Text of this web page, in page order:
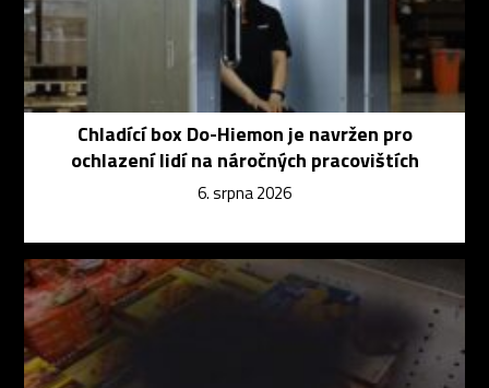
Chladící box Do-Hiemon je navržen pro
ochlazení lidí na náročných pracovištích
6. srpna 2026